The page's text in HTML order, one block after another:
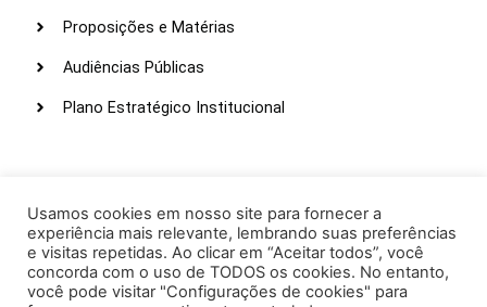
Proposições e Matérias
Audiências Públicas
Plano Estratégico Institucional
Webmail
Intranet
Administração
Usamos cookies em nosso site para fornecer a
experiência mais relevante, lembrando suas preferências
e visitas repetidas. Ao clicar em “Aceitar todos”, você
concorda com o uso de TODOS os cookies. No entanto,
você pode visitar "Configurações de cookies" para